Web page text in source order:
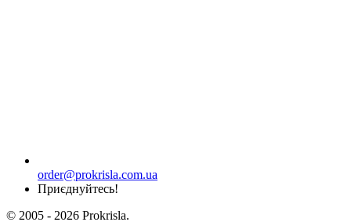
order@prokrisla.com.ua
Приєднуйтесь!
© 2005 - 2026 Prokrisla.